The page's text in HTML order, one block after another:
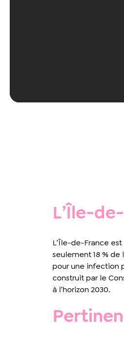
L’Île-
L’Île-de-France
seulement 18 %
pour une infection
construit par le
à l’horizon 2030.